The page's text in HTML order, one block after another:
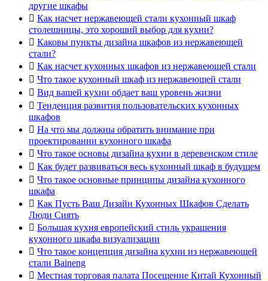
другие шкафы
 Как насчет нержавеющей стали кухонный шкаф
столешницы, это хороший выбор для кухни?
 Каковы пункты дизайна шкафов из нержавеющей
стали?
 Как насчет кухонных шкафов из нержавеющей стали
 Что такое кухонный шкаф из нержавеющей стали
 Вид вашей кухни обдает ваш уровень жизни
 Тенденция развития пользовательских кухонных
шкафов
 На что мы должны обратить внимание при
проектировании кухонного шкафа
 Что такое основы дизайна кухни в деревенском стиле
 Как будет развиваться весь кухонный шкаф в будущем
 Что такое основные принципы дизайна кухонного
шкафа
 Как Пусть Ваш Дизайн Кухонных Шкафов Сделать
Люди Сиять
 Большая кухня европейский стиль украшения
кухонного шкафа визуализации
 Что такое концепция дизайна кухни из нержавеющей
стали Baineng
 Местная торговая палата Посещение Китай Кухонный